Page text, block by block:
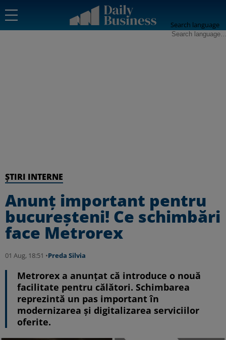
Search language
ȘTIRI INTERNE
Anunț important pentru
bucureșteni! Ce schimbări
face Metrorex
01 Aug, 18:51 •Preda Silvia
Metrorex a anunţat că introduce o nouă
facilitate pentru călători. Schimbarea
reprezintă un pas important în
modernizarea şi digitalizarea serviciilor
oferite.